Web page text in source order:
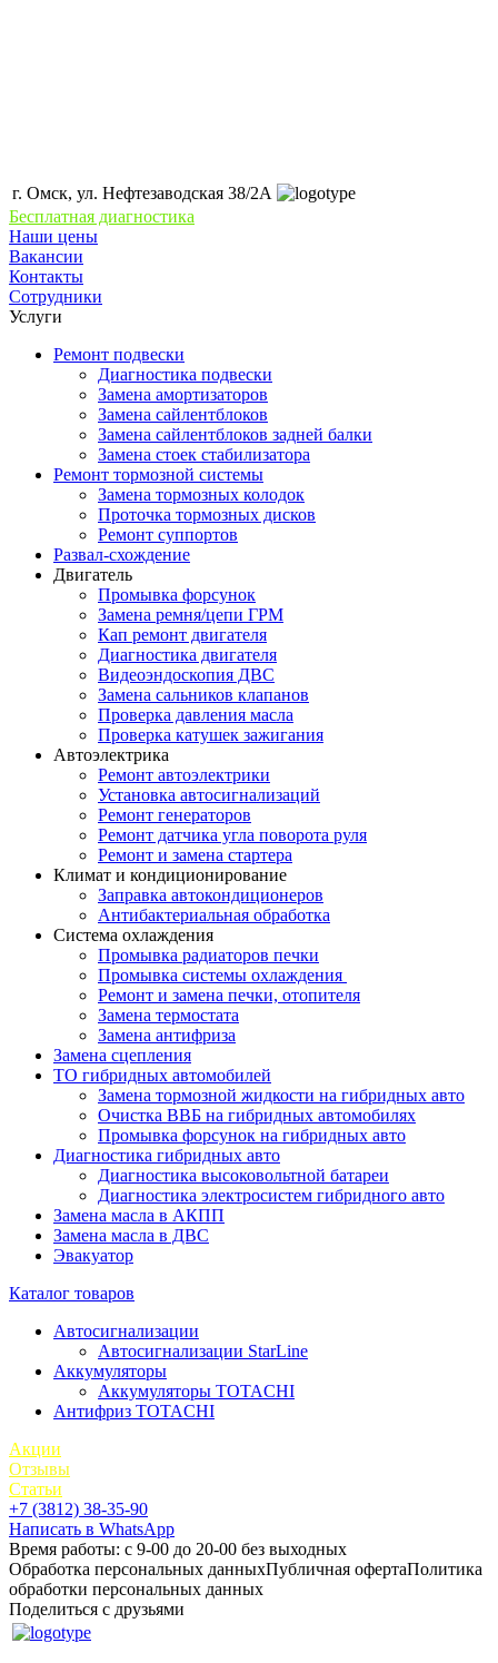
г. Омск, ул. Нефтезаводская 38/2А
Бесплатная диагностика
Наши цены
Вакансии
Контакты
Сотрудники
Услуги
Ремонт подвески
Диагностика подвески
Замена амортизаторов
Замена сайлентблоков
Замена сайлентблоков задней балки
Замена стоек стабилизатора
Ремонт тормозной системы
Замена тормозных колодок
Проточка тормозных дисков
Ремонт суппортов
Развал-схождение
Двигатель
Промывка форсунок
Замена ремня/цепи ГРМ
Кап ремонт двигателя
Диагностика двигателя
Видеоэндоскопия ДВС
Замена сальников клапанов
Проверка давления масла
Проверка катушек зажигания
Автоэлектрика
Ремонт автоэлектрики
Установка автосигнализаций
Ремонт генераторов
Ремонт датчика угла поворота руля
Ремонт и замена стартера
Климат и кондиционирование
Заправка автокондиционеров
Антибактериальная обработка
Система охлаждения
Промывка радиаторов печки
Промывка системы охлаждения
Ремонт и замена печки, отопителя
Замена термостата
Замена антифриза
Замена сцепления
ТО гибридных автомобилей
Замена тормозной жидкости на гибридных авто
Очистка ВВБ на гибридных автомобилях
Промывка форсунок на гибридных авто
Диагностика гибридных авто
Диагностика высоковольтной батареи
Диагностика электросистем гибридного авто
Замена масла в АКПП
Замена масла в ДВС
Эвакуатор
Каталог товаров
Автосигнализации
Автосигнализации StarLine
Аккумуляторы
Аккумуляторы TOTACHI
Антифриз TOTACHI
Акции
Отзывы
Статьи
+7 (3812) 38-35-90
Написать в WhatsApp
Время работы: с 9-00 до 20-00 без выходных
Обработка персональных данныхПубличная офертаПолитика
обработки персональных данных
Поделиться с друзьями